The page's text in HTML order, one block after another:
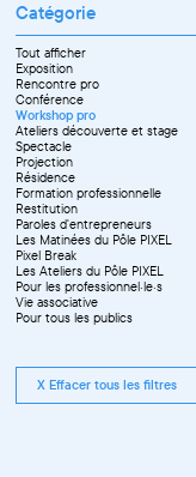
Avril
Mai
Juin
Septembre
Octobre
Novembre
Catégorie
Tout afficher
Exposition
Rencontre pro
Conférence
Workshop pro
Ateliers découverte et stage
Spectacle
Projection
Résidence
Formation professionnelle
Restitution
Paroles d'entrepreneurs
Les Matinées du Pôle PIXEL
Pixel Break
Les Ateliers du Pôle PIXEL
Pour les professionnel·le·s
Vie associative
Pour tous les publics
X Effacer tous les filtres